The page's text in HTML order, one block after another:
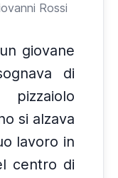
Rossi
giovane
di
si alzava
lavoro in
centro di